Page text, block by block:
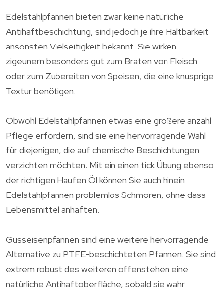
Edelstahlpfannen bieten zwar keine natürliche
Antihaftbeschichtung, sind jedoch je ihre Haltbarkeit
ansonsten Vielseitigkeit bekannt. Sie wirken
zigeunern besonders gut zum Braten von Fleisch
oder zum Zubereiten von Speisen, die eine knusprige
Textur benötigen.
Obwohl Edelstahlpfannen etwas eine größere anzahl
Pflege erfordern, sind sie eine hervorragende Wahl
für diejenigen, die auf chemische Beschichtungen
verzichten möchten. Mit ein einen tick Übung ebenso
der richtigen Haufen Öl können Sie auch hinein
Edelstahlpfannen problemlos Schmoren, ohne dass
Lebensmittel anhaften.
Gusseisenpfannen sind eine weitere hervorragende
Alternative zu PTFE-beschichteten Pfannen. Sie sind
extrem robust des weiteren offenstehen eine
natürliche Antihaftoberfläche, sobald sie wahr